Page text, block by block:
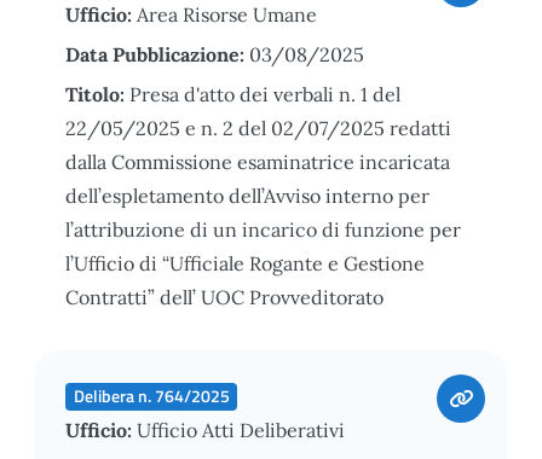
Ufficio: Area Risorse Umane
Data Pubblicazione: 03/08/2025
Titolo: Presa d'atto dei verbali n. 1 del
22/05/2025 e n. 2 del 02/07/2025 redatti
dalla Commissione esaminatrice incaricata
dell’espletamento dell’Avviso interno per
l’attribuzione di un incarico di funzione per
l’Ufficio di “Ufficiale Rogante e Gestione
Contratti” dell’ UOC Provveditorato
Delibera n. 764/2025
Ufficio: Ufficio Atti Deliberativi